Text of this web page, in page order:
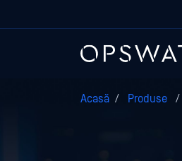
Acasă / Produse /